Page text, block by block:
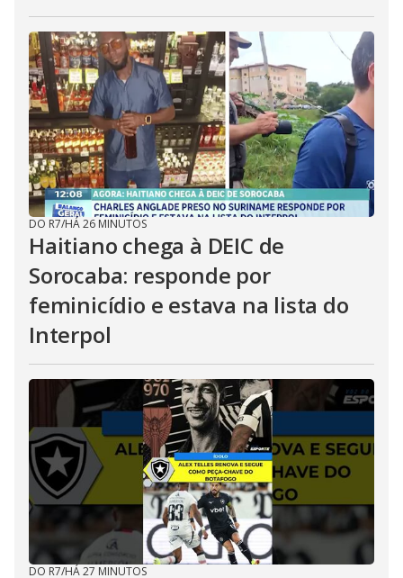
DO R7/HÁ 26 MINUTOS
Haitiano chega à DEIC de
Sorocaba: responde por
feminicídio e estava na lista do
Interpol
DO R7/HÁ 27 MINUTOS